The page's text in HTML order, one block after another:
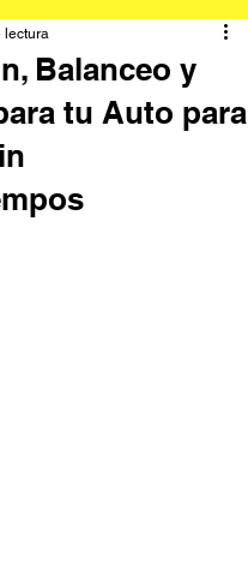
Balanceo y
tu Auto para
lectura